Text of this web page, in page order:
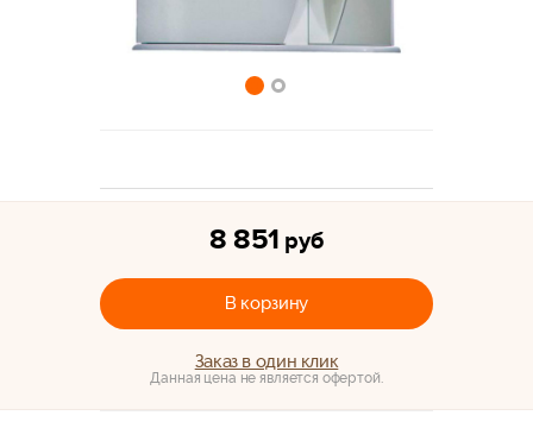
8 851 руб
В корзину
Заказ в один клик
Данная цена не является офертой.